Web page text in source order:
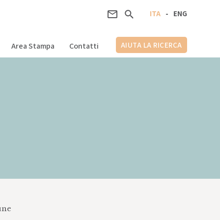
ENG
-
ITA
Area Stampa Contatti AIUTA LA RICERCA